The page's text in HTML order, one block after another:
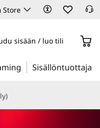
Store
sisään / luo tili
Sisällöntuottaja